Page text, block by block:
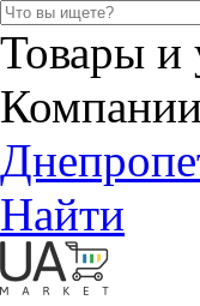
Товары и
Компании
Найти